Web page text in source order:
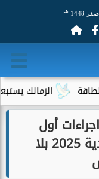
هـ
الزمالك يستبعد 4 لاعبين شباب من حساباته في الموسم الجديد
أول
امتحانات الشهادة الإعدادية 2025 بلا